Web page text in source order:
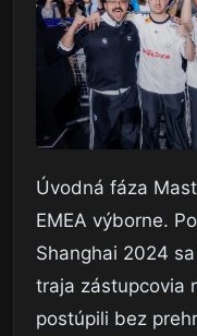
Úvodná fáza
EMEA výborne.
Shanghai 2024
traja zástupcovia
postúpili bez